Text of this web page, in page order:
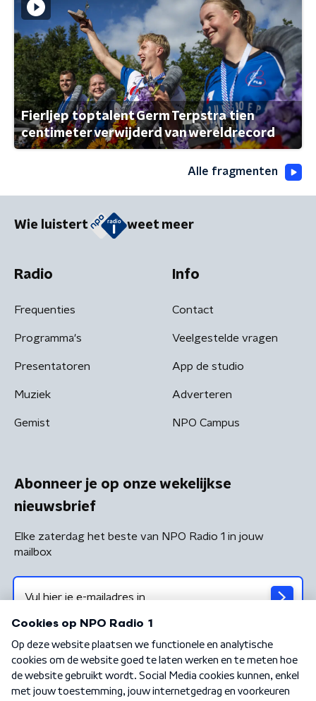
Fierljep toptalent Germ Terpstra tien
centimeter verwijderd van wereldrecord
Alle fragmenten
Wie luistert weet meer
Radio
Frequenties
Programma's
Presentatoren
Muziek
Gemist
Info
Contact
Veelgestelde vragen
App de studio
Adverteren
NPO Campus
Abonneer je op onze wekelijkse
nieuwsbrief
Elke zaterdag het beste van NPO Radio 1 in jouw
mailbox
Algemene voorwaarden